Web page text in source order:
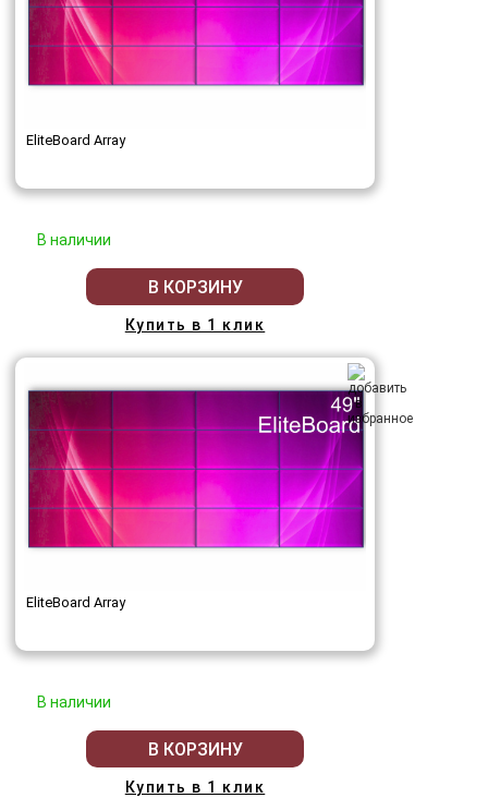
EliteBoard Array
В наличии
В КОРЗИНУ
Купить в 1 клик
EliteBoard Array
В наличии
В КОРЗИНУ
Купить в 1 клик